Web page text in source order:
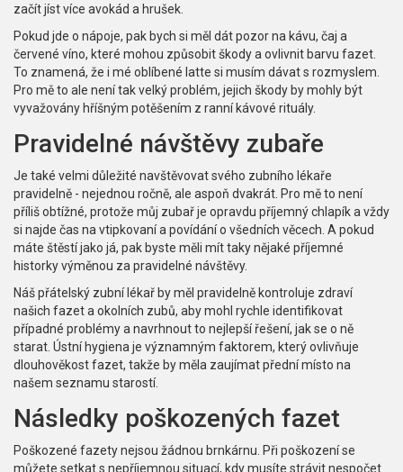
začít jíst více avokád a hrušek.
Pokud jde o nápoje, pak bych si měl dát pozor na kávu, čaj a
červené víno, které mohou způsobit škody a ovlivnit barvu fazet.
To znamená, že i mé oblíbené latte si musím dávat s rozmyslem.
Pro mě to ale není tak velký problém, jejich škody by mohly být
vyvažovány hříšným potěšením z ranní kávové rituály.
Pravidelné návštěvy zubaře
Je také velmi důležité navštěvovat svého zubního lékaře
pravidelně - nejednou ročně, ale aspoň dvakrát. Pro mě to není
příliš obtížné, protože můj zubař je opravdu příjemný chlapík a vždy
si najde čas na vtipkovaní a povídání o všedních věcech. A pokud
máte štěstí jako já, pak byste měli mít taky nějaké příjemné
historky výměnou za pravidelné návštěvy.
Náš přátelský zubní lékař by měl pravidelně kontroluje zdraví
našich fazet a okolních zubů, aby mohl rychle identifikovat
případné problémy a navrhnout to nejlepší řešení, jak se o ně
starat. Ústní hygiena je významným faktorem, který ovlivňuje
dlouhověkost fazet, takže by měla zaujímat přední místo na
našem seznamu starostí.
Následky poškozených fazet
Poškozené fazety nejsou žádnou brnkárnu. Při poškození se
můžete setkat s nepříjemnou situací, kdy musíte strávit nespočet